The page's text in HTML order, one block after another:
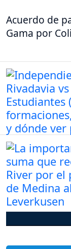
Acuerdo de
Gama por